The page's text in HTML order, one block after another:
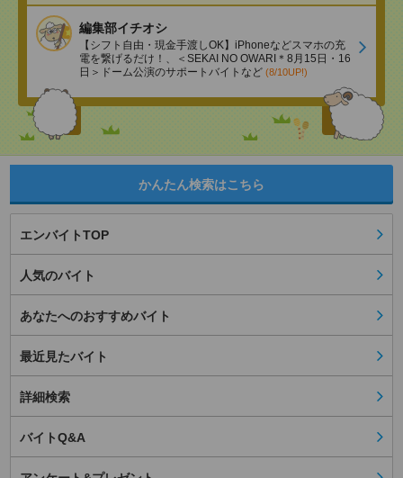
編集部イチオシ
【シフト自由・現金手渡しOK】iPhoneなどスマホの充
電を繋げるだけ！、＜SEKAI NO OWARI＊8月15日・16
日＞ドーム公演のサポートバイトなど (8/10UP!)
かんたん検索はこちら
エンバイトTOP
人気のバイト
あなたへのおすすめバイト
最近見たバイト
詳細検索
バイトQ&A